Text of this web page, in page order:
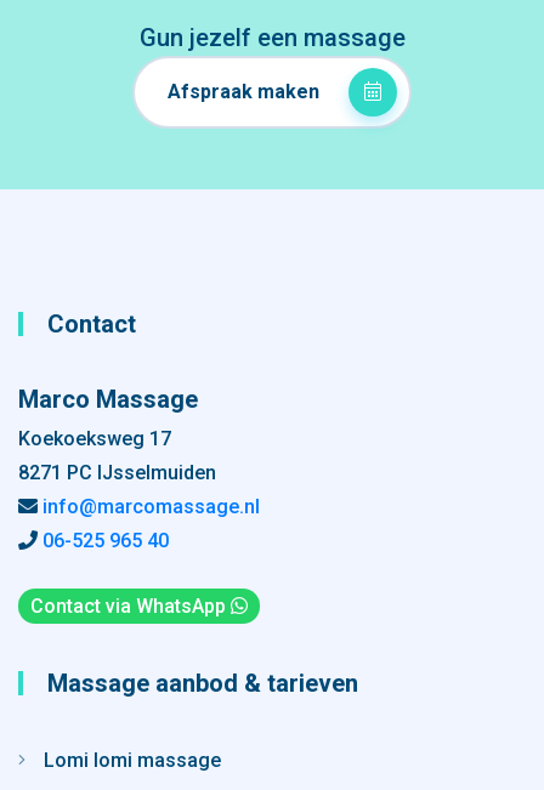
Gun jezelf een massage
Afspraak maken
Contact
Marco Massage
Koekoeksweg 17
8271 PC IJsselmuiden
info@marcomassage.nl
06-525 965 40
Contact via WhatsApp
Massage aanbod & tarieven
Lomi lomi massage